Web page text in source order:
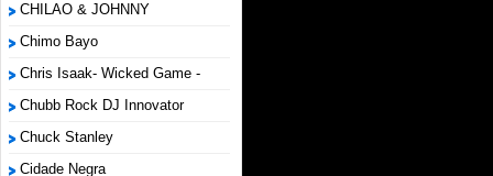
CHILAO & JOHNNY
Chimo Bayo
Chris Isaak- Wicked Game -
Chubb Rock DJ Innovator
Chuck Stanley
Cidade Negra